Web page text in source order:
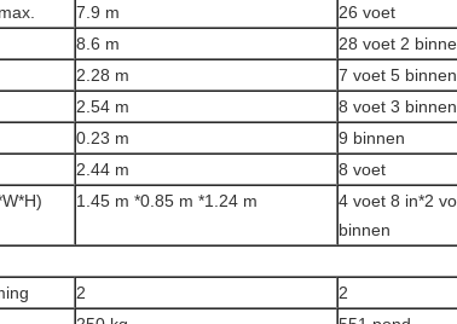
7.9 m
26 voet
8.6 m
28 voet 2
2.28 m
7 voet 5 binnen
2.54 m
8 voet 3 binnen
0.23 m
9 binnen
2.44 m
8 voet
1.45 m *0.85 m *1.24 m
4 voet 8 in*2
binnen
2
2